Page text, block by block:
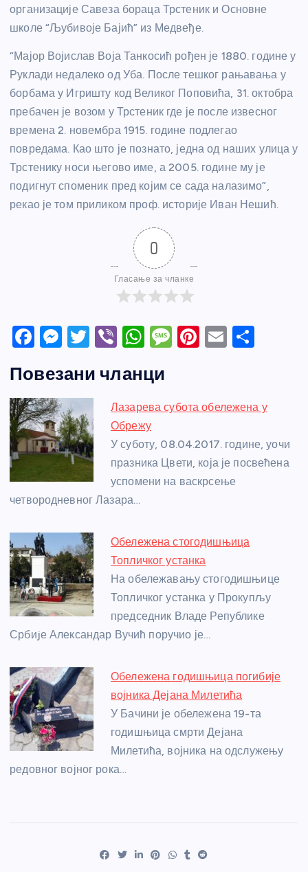
организације Савеза бораца Трстеник и Основне
школе “Љубивоје Бајић” из Медвеђе.
“Мајор Војислав Воја Танкосић рођен је 1880. године у
Руклади недалеко од Уба. После тешког рањавања у
борбама у Игришту код Великог Поповића, 31. октобра
пребачен је возом у Трстеник где је после извесног
времена 2. новембра 1915. године подлегао
повредама. Као што је познато, једна од наших улица у
Трстенику носи његово име, а 2005. године му је
подигнут споменик пред којим се сада налазимо”,
рекао је том приликом проф. историје Иван Нешић.
0
Гласање за чланке
F
c
e
b
o
k
M
ss
e
n
g
er
T
itt
er
Vi
er
W
at
s
A
p
p
M
a
e
Pi
e
E
e
Повезани чланци
Лазарева субота обележена у
Обрежу
У суботу, 08.04.2017. године, уочи
празника Цвети, која је посвећена
успомени на васкрсење
четвородневног Лазара…
Обележена стогодишњица
Топличког устанка
На обележавању стогодишњице
Топличког устанка у Прокупљу
председник Владе Републике
Србиjе Александар Вучић поручио је…
Обележена годишњица погибије
војника Дејана Милетића
У Бачини је обележена 19-та
годишњица смрти Дејана
Милетића, војника на одслужењу
редовног војног рока…